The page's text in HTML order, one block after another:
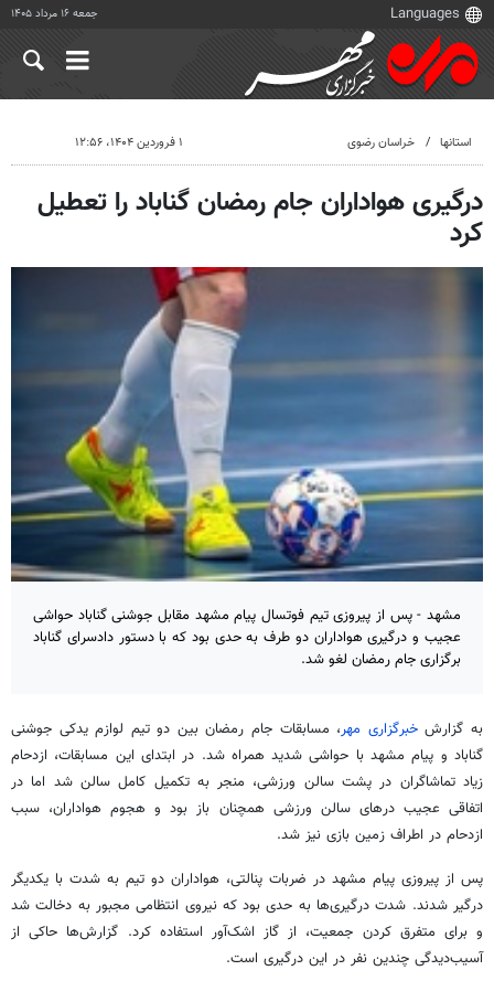
جمعه ۱۶ مرداد ۱۴۰۵
استانها خراسان رضوی ۱ فروردین ۱۴۰۴، ۱۲:۵۶
درگیری هواداران جام رمضان گناباد را تعطیل
کرد
مشهد - پس از پیروزی تیم فوتسال پیام مشهد مقابل جوشنی گناباد حواشی
عجیب و درگیری هواداران دو طرف به حدی بود که با دستور دادسرای گناباد
برگزاری جام رمضان لغو شد.
به گزارشخبرگزاری مهر، مسابقات جام رمضان بین دو تیم لوازم یدکی جوشنی
گناباد و پیام مشهد با حواشی شدید همراه شد. در ابتدای این مسابقات، ازدحام
زیاد تماشاگران در پشت سالن ورزشی، منجر به تکمیل کامل سالن شد اما در
اتفاقی عجیب درهای سالن ورزشی همچنان باز بود و هجوم هواداران، سبب
ازدحام در اطراف زمین بازی نیز شد.
پس از پیروزی پیام مشهد در ضربات پنالتی، هواداران دو تیم به شدت با یکدیگر
درگیر شدند. شدت درگیری‌ها به حدی بود که نیروی انتظامی مجبور به دخالت شد
و برای متفرق کردن جمعیت، از گاز اشک‌آور استفاده کرد. گزارش‌ها حاکی از
آسیب‌دیدگی چندین نفر در این درگیری است.